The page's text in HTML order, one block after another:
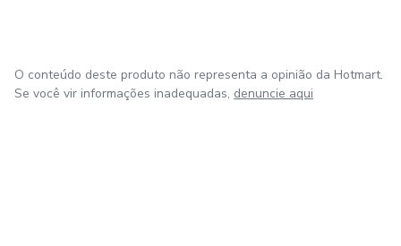
O conteúdo deste produto não representa a opinião da Hotmart.
Se você vir informações inadequadas, denuncie aqui